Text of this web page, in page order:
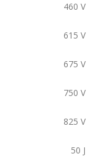
460 V
615 V
675 V
750 V
825 V
50 J